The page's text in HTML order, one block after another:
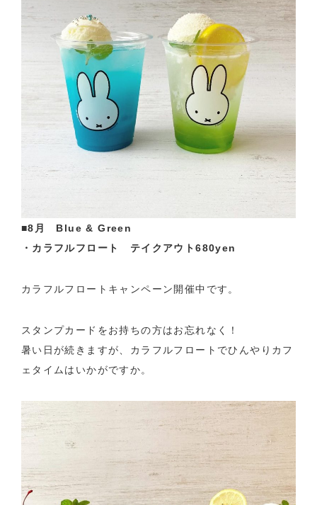
■8月 Blue & Green
・カラフルフロート テイクアウト680yen
カラフルフロートキャンペーン開催中です。
スタンプカードをお持ちの方はお忘れなく！
暑い日が続きますが、カラフルフロートでひんやりカフ
ェタイムはいかがですか。